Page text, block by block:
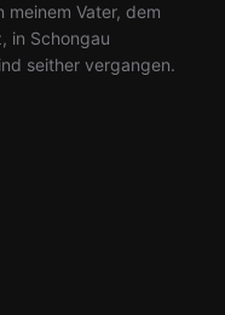
meinem Vater, dem
in Schongau
seither vergangen.